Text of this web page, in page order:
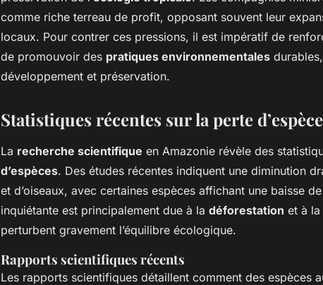
comme riche terreau de profit, opposant souvent leur
locaux. Pour contrer ces pressions, il est impératif de
de promouvoir des pratiques environnementales
développement et préservation.
Statistiques récentes sur la perte
La recherche scientifique en Amazonie révèle des
d’espèces. Des études récentes indiquent une diminution
et d’oiseaux, avec certaines espèces affichant une baisse
inquiétante est principalement due à la déforestation et à la
perturbent gravement l’équilibre écologique.
Rapports scientifiques récents
Les rapports scientifiques détaillent comment des espèces